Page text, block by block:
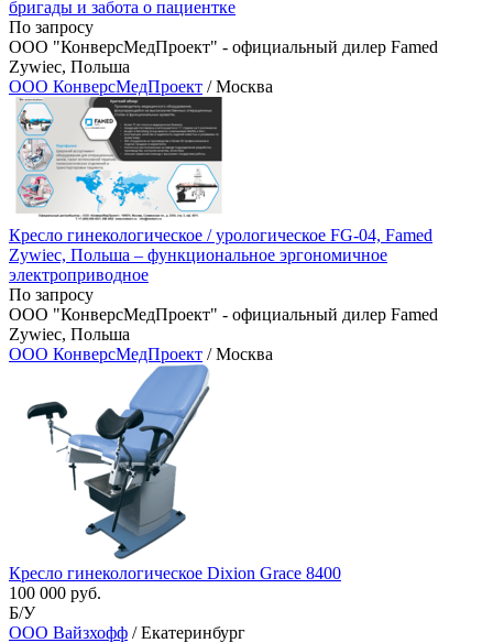
бригады и забота о пациентке
По запросу
ООО "КонверсМедПроект" - официальный дилер Famed
Zywiec, Польша
ООО КонверсМедПроект / Москва
Кресло гинекологическое / урологическое FG-04, Famed
Zywiec, Польша – функциональное эргономичное
электроприводное
По запросу
ООО "КонверсМедПроект" - официальный дилер Famed
Zywiec, Польша
ООО КонверсМедПроект / Москва
Кресло гинекологическое Dixion Grace 8400
100 000 руб.
Б/У
ООО Вайзхофф / Екатеринбург